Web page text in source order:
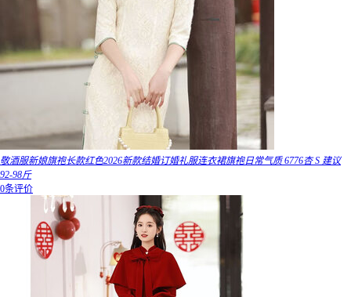
敬酒服新娘旗袍长款红色2026新款结婚订婚礼服连衣裙旗袍日常气质 6776杏 S 建议
92-98斤
0条评价